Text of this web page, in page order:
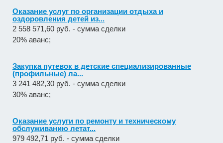
Оказание услуг по организации отдыха и
оздоровления детей из...
2 558 571,60 руб. - сумма сделки
20% аванс;
Закупка путевок в детские специализированные
(профильные) ла...
3 241 482,30 руб. - сумма сделки
30% аванс;
Оказание услуги по ремонту и техническому
обслуживанию летат...
979 492,71 руб. - сумма сделки